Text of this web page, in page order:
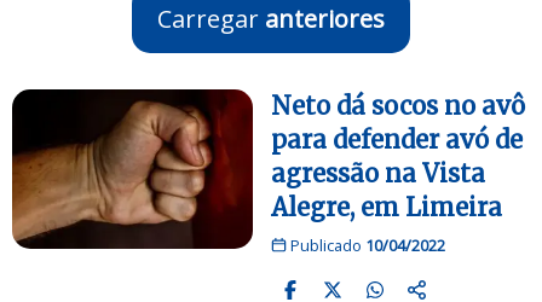
Carregar anteriores
Neto dá socos no avô
para defender avó de
agressão na Vista
Alegre, em Limeira
Publicado 10/04/2022